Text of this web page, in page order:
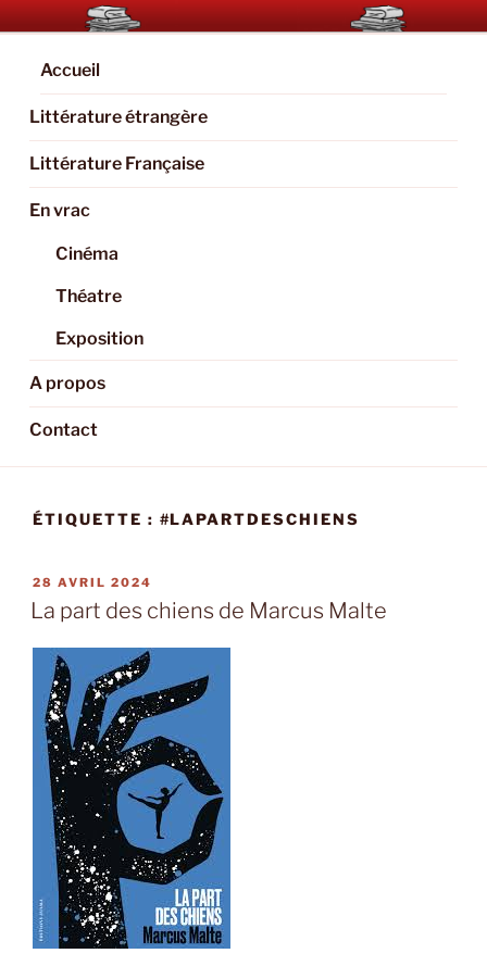
Aller
au
contenu
principal
BOOKAHOLIC.PARIS
Blog Littéraire et Culturel
Accueil
Littérature étrangère
Littérature Française
En vrac
Cinéma
Théatre
Exposition
A propos
Contact
ÉTIQUETTE : #LAPARTDESCHIENS
PUBLIÉ
LE
28 AVRIL 2024
La part des chiens de Marcus Malte